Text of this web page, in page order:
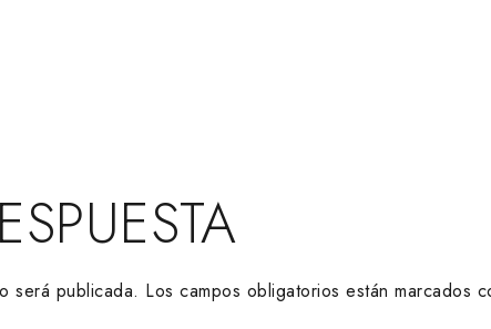
será publicada. Los campos obligatorios están marcados